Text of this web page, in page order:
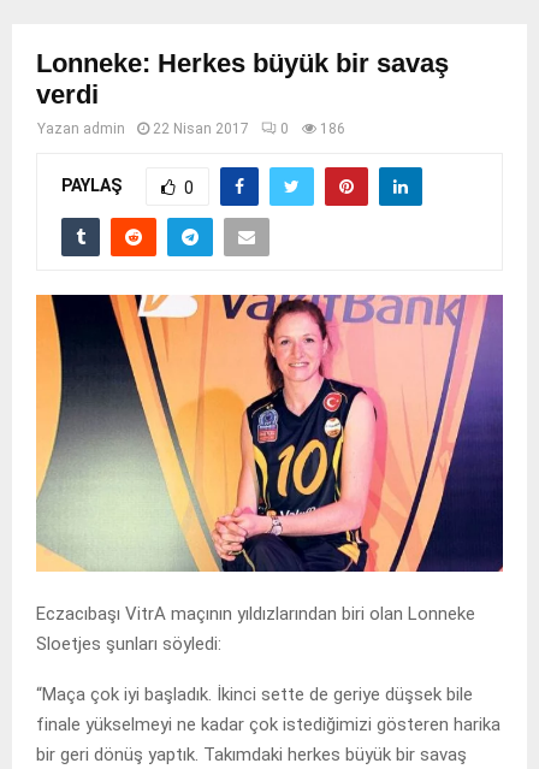
Lonneke: Herkes büyük bir savaş
verdi
Yazan admin 22 Nisan 2017 0 186
PAYLAŞ 0
Eczacıbaşı VitrA maçının yıldızlarından biri olan Lonneke
Sloetjes şunları söyledi:
“Maça çok iyi başladık. İkinci sette de geriye düşsek bile
finale yükselmeyi ne kadar çok istediğimizi gösteren harika
bir geri dönüş yaptık. Takımdaki herkes büyük bir savaş